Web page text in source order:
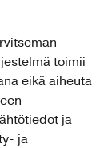
toimii
eikä aiheuta
ja
ja